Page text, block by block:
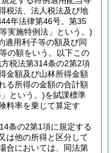
税法、法人税法及び地
年法律第46号。第35
実施特例法」という。)
適用利子等の額及び同
の額をいう。以下この
税法第314条の2第2項
金額及び山林所得金額
る所得の金額の合計額
という。)を賦課標準
料率を乗じて算定す
条の2第1項に規定する
は他の所得と区分して
合においては、同法第